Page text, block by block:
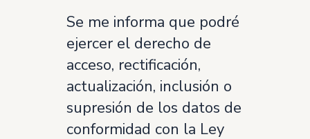
Se me informa que podré
ejercer el derecho de
acceso, rectificación,
actualización, inclusión o
supresión de los datos de
conformidad con la Ley